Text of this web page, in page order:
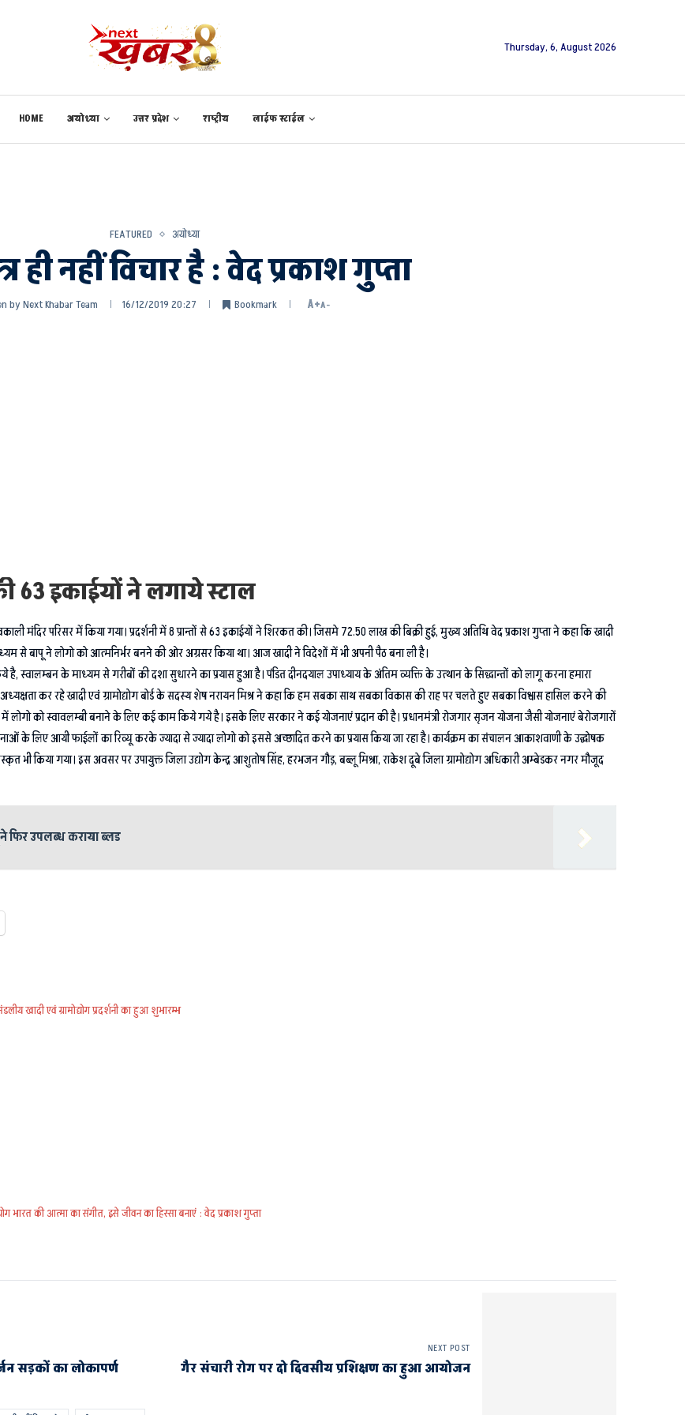
Thursday, 6, August 2026
HOME अयोध्या उत्तर प्रदेश राष्ट्रीय लाईफ स्टाईल
FEATURED अयोध्या
ही नहीं विचार है : वेद प्रकाश गुप्ता
byNext Khabar Team 16/12/2019 20:27 Bookmark A+A-
की 63 इकाईयों ने लगाये स्टाल
मंदिर परिसर में किया गया। प्रदर्शनी में 8 प्रान्तों से 63 इकाईयों ने शिरकत की। जिसमे 72.50 लाख की बिक्री हुई, मुख्य अतिथि वेद प्रकाश गुप्ता ने कहा कि खादी
से बापू ने लोगो को आत्मनिर्भर बनने की ओर अग्रसर किया था। आज खादी ने विदेशों में भी अपनी पैठ बना ली है।
है, स्वालम्बन के माध्यम से गरीबों की दशा सुधारने का प्रयास हुआ है। पंडित दीनदयाल उपाध्याय के अंतिम व्यक्ति के उत्थान के सिद्धान्तों को लागू करना हमारा
कर रहे खादी एवं ग्रामोद्योग बोर्ड के सदस्य शेष नरायन मिश्र ने कहा कि हम सबका साथ सबका विकास की राह पर चलते हुए सबका विश्वास हासिल करने की
में लोगो को स्वावलम्बी बनाने के लिए कई काम किये गये है। इसके लिए सरकार ने कई योजनाएं प्रदान की है। प्रधानमंत्री रोजगार सृजन योजना जैसी योजनाएं बेरोजगारों
के लिए आयी फाईलों का रिव्यू करके ज्यादा से ज्यादा लोगो को इससे अच्छादित करने का प्रयास किया जा रहा है। कार्यक्रम का संचालन आकाशवाणी के उद्घोषक
भी किया गया। इस अवसर पर उपायुक्त जिला उद्योग केन्द्र आशुतोष सिंह, हरभजन गौड़, बब्लू मिश्रा, राकेश दूबे जिला ग्रामोद्योग अधिकारी अम्बेडकर नगर मौजूद
फिर उपलब्ध कराया ब्लड
खादी एवं ग्रामोद्योग प्रदर्शनी का हुआ शुभारम्भ
भारत की आत्मा का संगीत, इसे जीवन का हिस्सा बनाएं : वेद प्रकाश गुप्ता
सड़कों का लोकापर्ण
NEXT POST
गैर संचारी रोग पर दो दिवसीय प्रशिक्षण का हुआ आयोजन